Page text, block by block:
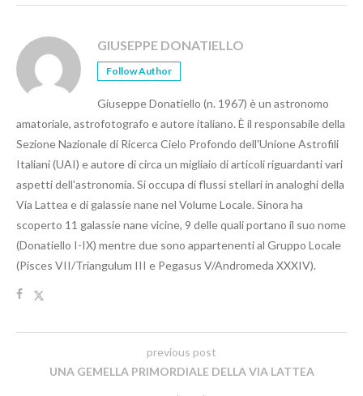
GIUSEPPE DONATIELLO
Follow Author
Giuseppe Donatiello (n. 1967) è un astronomo
amatoriale, astrofotografo e autore italiano. È il responsabile della
Sezione Nazionale di Ricerca Cielo Profondo dell'Unione Astrofili
Italiani (UAI) e autore di circa un migliaio di articoli riguardanti vari
aspetti dell'astronomia. Si occupa di flussi stellari in analoghi della
Via Lattea e di galassie nane nel Volume Locale. Sinora ha
scoperto 11 galassie nane vicine, 9 delle quali portano il suo nome
(Donatiello I-IX) mentre due sono appartenenti al Gruppo Locale
(Pisces VII/Triangulum III e Pegasus V/Andromeda XXXIV).
previous post
UNA GEMELLA PRIMORDIALE DELLA VIA LATTEA